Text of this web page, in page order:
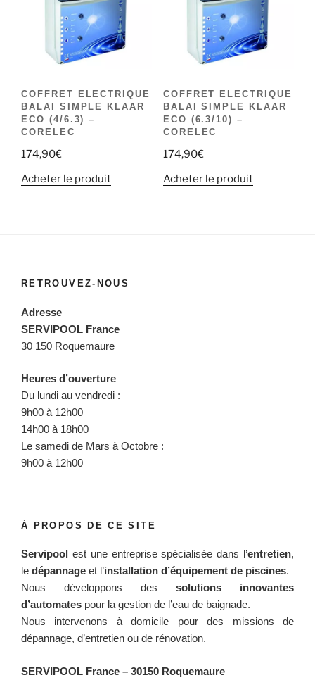
COFFRET ELECTRIQUE
BALAI SIMPLE KLAAR
ECO (4/6.3) –
CORELEC
174,90€
Acheter le produit
COFFRET ELECTRIQUE
BALAI SIMPLE KLAAR
ECO (6.3/10) –
CORELEC
174,90€
Acheter le produit
RETROUVEZ-NOUS
Adresse
SERVIPOOL France
30 150 Roquemaure
Heures d’ouverture
Du lundi au vendredi :
9h00 à 12h00
14h00 à 18h00
Le samedi de Mars à Octobre :
9h00 à 12h00
À PROPOS DE CE SITE
Servipool est une entreprise spécialisée dans l’entretien,
le dépannage et l’installation d’équipement de piscines.
Nous développons des solutions innovantes
d’automates pour la gestion de l’eau de baignade.
Nous intervenons à domicile pour des missions de
dépannage, d’entretien ou de rénovation.
SERVIPOOL France – 30150 Roquemaure